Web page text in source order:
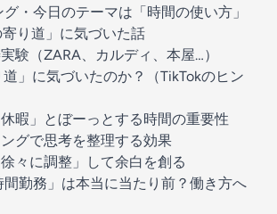
・今日のテーマは「時間の使い方」
寄り道」に気づいた話
験（ZARA、カルディ、本屋…）
」に気づいたのか？（TikTokのヒン
暇」とぼーっとする時間の重要性
グで思考を整理する効果
々に調整」して余白を創る
間勤務」は本当に当たり前？働き方へ